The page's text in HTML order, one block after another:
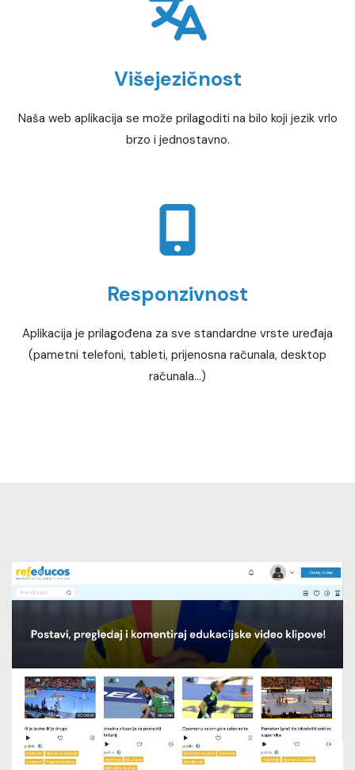
Višejezičnost
Naša web aplikacija se može prilagoditi na bilo koji jezik vrlo
brzo i jednostavno.
Responzivnost
Aplikacija je prilagođena za sve standardne vrste uređaja
(pametni telefoni, tableti, prijenosna računala, desktop
računala...)